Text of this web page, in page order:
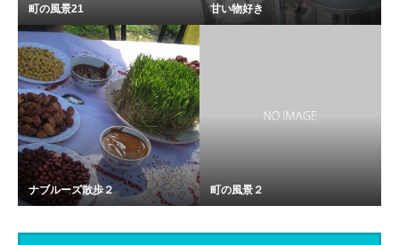
町の風景21 甘い物好き
ナブルーズ散歩２ 町の風景２